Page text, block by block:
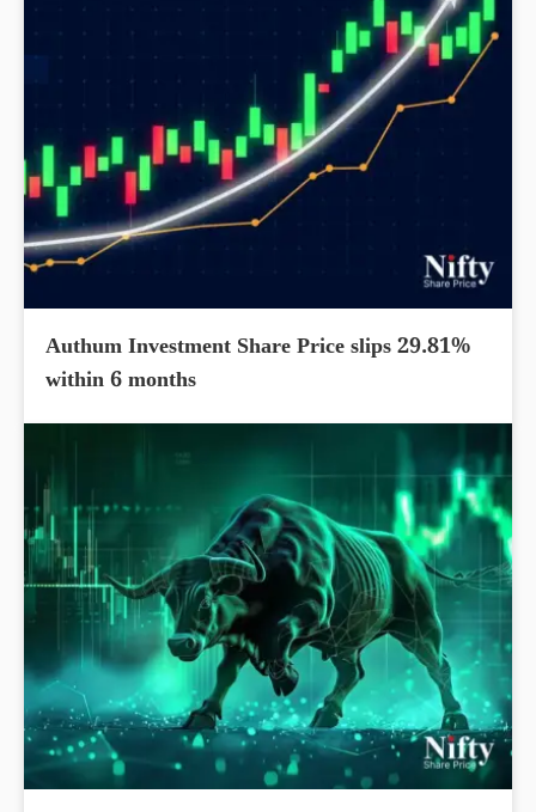
Authum Investment Share Price slips 29.81%
within 6 months